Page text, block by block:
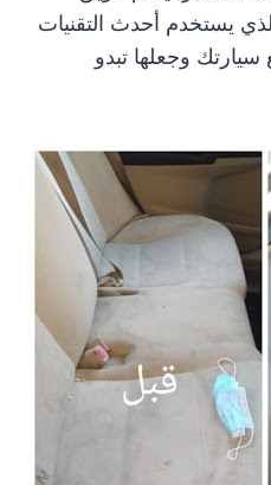
يستخدم أحدث التقنيات
سيارتك وجعلها تبدو